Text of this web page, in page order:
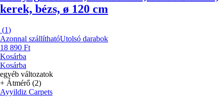
kerek, bézs, ø 120 cm
(1)
Azonnal szállíthatóUtolsó darabok
18 890 Ft
Kosárba
Kosárba
egyéb változatok
+ Átmérő (2)
Ayyildiz Carpets